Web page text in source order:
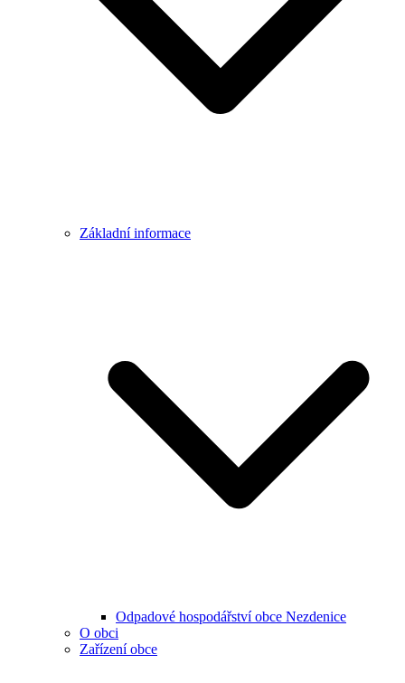
Základní informace
Odpadové hospodářství obce Nezdenice
O obci
Zařízení obce